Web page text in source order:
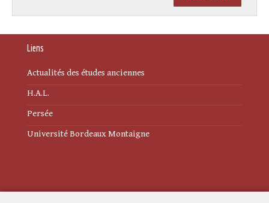
Liens
Actualités des études anciennes
H.A.L.
Persée
Université Bordeaux Montaigne